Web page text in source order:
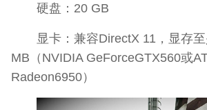
硬盘：20 GB
显卡：兼容DirectX 11，显存
MB（NVIDIA GeForceGTX560或
Radeon6950）